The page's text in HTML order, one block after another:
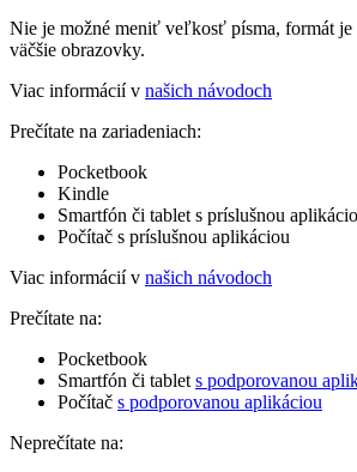
Nie je možné meniť veľkosť písma, formát je
väčšie obrazovky.
Viac informácií v našich návodoch
Prečítate na zariadeniach:
Pocketbook
Kindle
Smartfón či tablet s príslušnou
Počítač s príslušnou aplikáciou
Viac informácií v našich návodoch
Prečítate na:
Pocketbook
Smartfón či tablet s podporovanou
Počítač s podporovanou aplikáciou
Neprečítate na: